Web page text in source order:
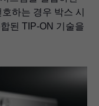
하는 경우 박스 시
된 TIP-ON 기술을